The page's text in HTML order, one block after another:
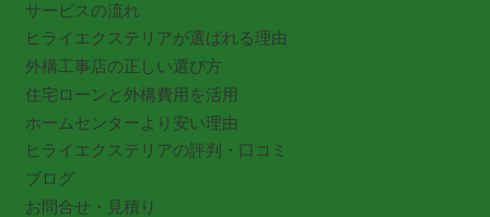
サービスの流れ
ヒライエクステリアが選ばれる理由
外構工事店の正しい選び方
住宅ローンと外構費用を活用
ホームセンターより安い理由
ヒライエクステリアの評判・口コミ
ブログ
お問合せ・見積り